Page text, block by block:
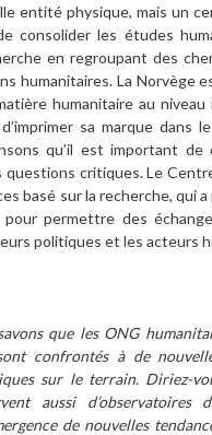
entité physique, mais un
consolider les études
en regroupant des
humanitaires. La Norvège
humanitaire au
sa marque dans
qu’il est important de
questions critiques. Le
basé sur la recherche, qui
permettre des
politiques et les acteurs
que les ONG
confrontés à de
sur le terrain. Diriez-
aussi
de nouvelles